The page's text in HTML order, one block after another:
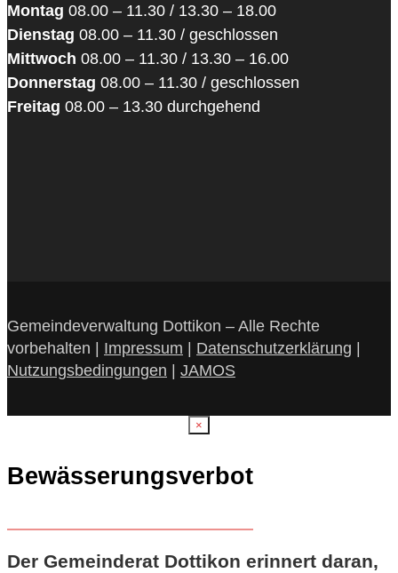
Montag 08.00 – 11.30 / 13.30 – 18.00
Dienstag 08.00 – 11.30 / geschlossen
Mittwoch 08.00 – 11.30 / 13.30 – 16.00
Donnerstag 08.00 – 11.30 / geschlossen
Freitag 08.00 – 13.30 durchgehend
Gemeindeverwaltung Dottikon – Alle Rechte
vorbehalten | Impressum | Datenschutzerklärung |
Nutzungsbedingungen | JAMOS
×
Bewässerungsverbot
Der Gemeinderat Dottikon erinnert daran,